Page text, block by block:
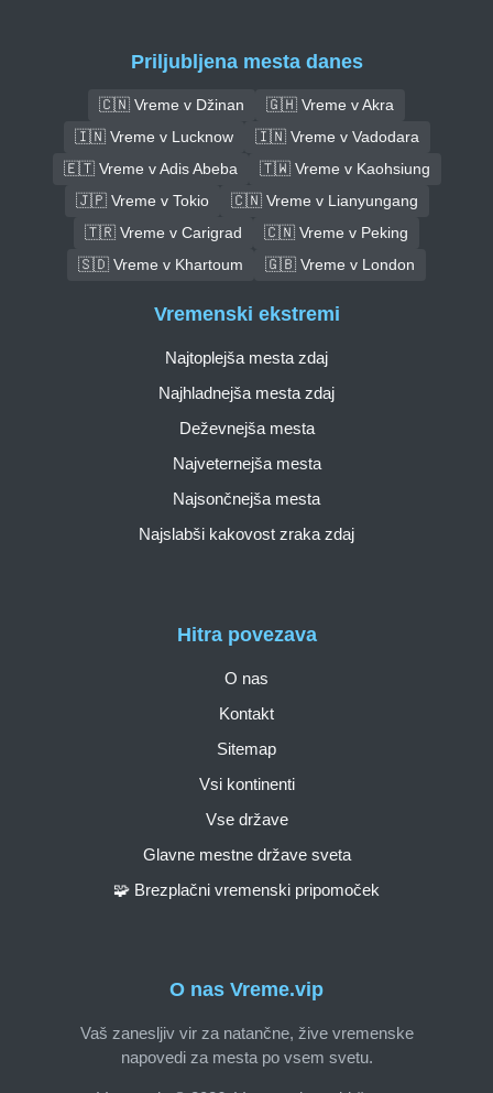
Priljubljena mesta danes
🇨🇳 Vreme v Džinan
🇬🇭 Vreme v Akra
🇮🇳 Vreme v Lucknow
🇮🇳 Vreme v Vadodara
🇪🇹 Vreme v Adis Abeba
🇹🇼 Vreme v Kaohsiung
🇯🇵 Vreme v Tokio
🇨🇳 Vreme v Lianyungang
🇹🇷 Vreme v Carigrad
🇨🇳 Vreme v Peking
🇸🇩 Vreme v Khartoum
🇬🇧 Vreme v London
O nas Vreme.vip
Vaš zanesljiv vir za natančne, žive vremenske
napovedi za mesta po vsem svetu.
Hitra povezava
O nas
Kontakt
Sitemap
Vsi kontinenti
Vse države
Glavne mestne države sveta
🧩 Brezplačni vremenski pripomoček
Vremenski ekstremi
Najtoplejša mesta zdaj
Najhladnejša mesta zdaj
Deževnejša mesta
Najveternejša mesta
Najsončnejša mesta
Najslabši kakovost zraka zdaj